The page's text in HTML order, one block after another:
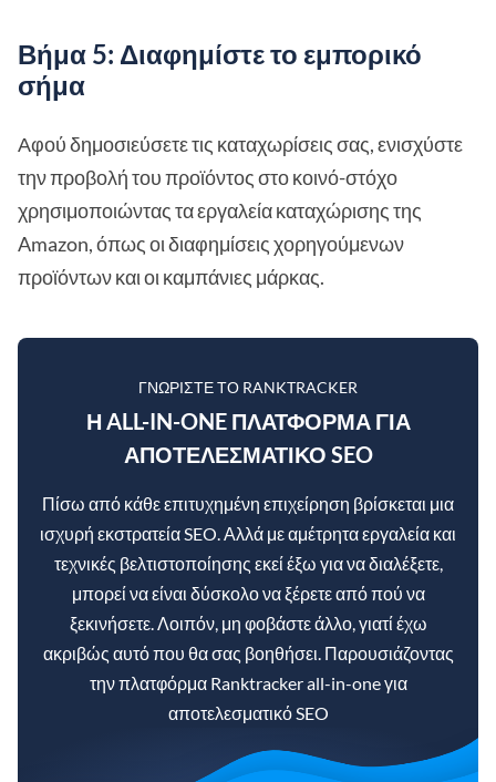
Βήμα 5: Διαφημίστε το εμπορικό
σήμα
Αφού δημοσιεύσετε τις καταχωρίσεις σας, ενισχύστε
την προβολή του προϊόντος στο κοινό-στόχο
χρησιμοποιώντας τα εργαλεία καταχώρισης της
Amazon, όπως οι διαφημίσεις χορηγούμενων
προϊόντων και οι καμπάνιες μάρκας.
ΓΝΩΡΊΣΤΕ ΤΟ RANKTRACKER
Η ALL-IN-ONE ΠΛΑΤΦΌΡΜΑ ΓΙΑ
ΑΠΟΤΕΛΕΣΜΑΤΙΚΌ SEO
Πίσω από κάθε επιτυχημένη επιχείρηση βρίσκεται μια
ισχυρή εκστρατεία SEO. Αλλά με αμέτρητα εργαλεία και
τεχνικές βελτιστοποίησης εκεί έξω για να διαλέξετε,
μπορεί να είναι δύσκολο να ξέρετε από πού να
ξεκινήσετε. Λοιπόν, μη φοβάστε άλλο, γιατί έχω
ακριβώς αυτό που θα σας βοηθήσει. Παρουσιάζοντας
την πλατφόρμα Ranktracker all-in-one για
αποτελεσματικό SEO